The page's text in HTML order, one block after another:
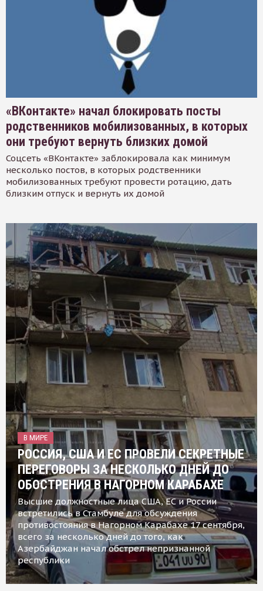
«ВКонтакте» начал блокировать посты
родственников мобилизованных, в которых
они требуют вернуть близких домой
Соцсеть «ВКонтакте» заблокировала как минимум
несколько постов, в которых родственники
мобилизованных требуют провести ротацию, дать
близким отпуск и вернуть их домой
В МИРЕ
РОССИЯ, США И ЕС ПРОВЕЛИ СЕКРЕТНЫЕ
ПЕРЕГОВОРЫ ЗА НЕСКОЛЬКО ДНЕЙ ДО
ОБОСТРЕНИЯ В НАГОРНОМ КАРАБАХЕ
Высшие должностные лица США, ЕС и России
встретились в Стамбуле для обсуждения
противостояния в Нагорном Карабахе 17 сентября,
всего за несколько дней до того, как
Азербайджан начал обстрел непризнанной
республики